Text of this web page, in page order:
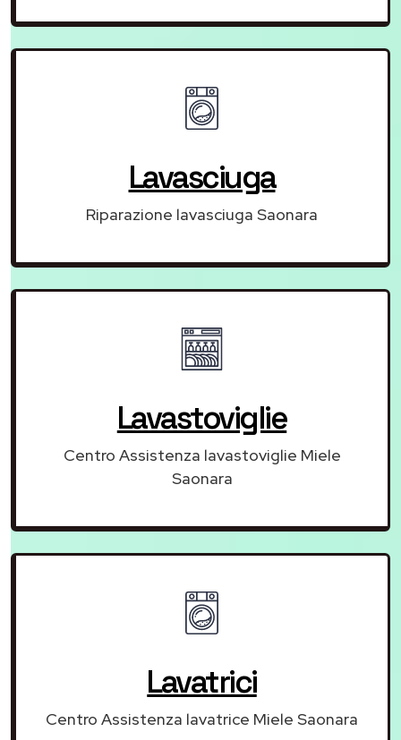
Lavasciuga
Riparazione lavasciuga Saonara
Lavastoviglie
Centro Assistenza lavastoviglie Miele
Saonara
Lavatrici
Centro Assistenza lavatrice Miele Saonara